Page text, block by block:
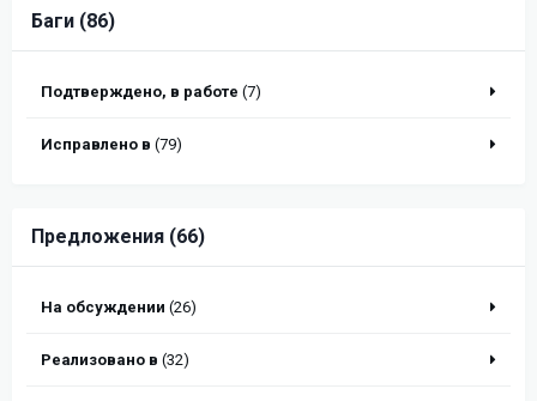
Баги (86)
Подтверждено, в работе (7)
Исправлено в (79)
Предложения (66)
На обсуждении (26)
Реализовано в (32)